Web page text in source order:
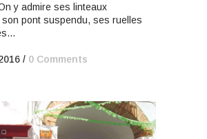
y admire ses linteaux
pont suspendu, ses ruelles
/ 0 Comments